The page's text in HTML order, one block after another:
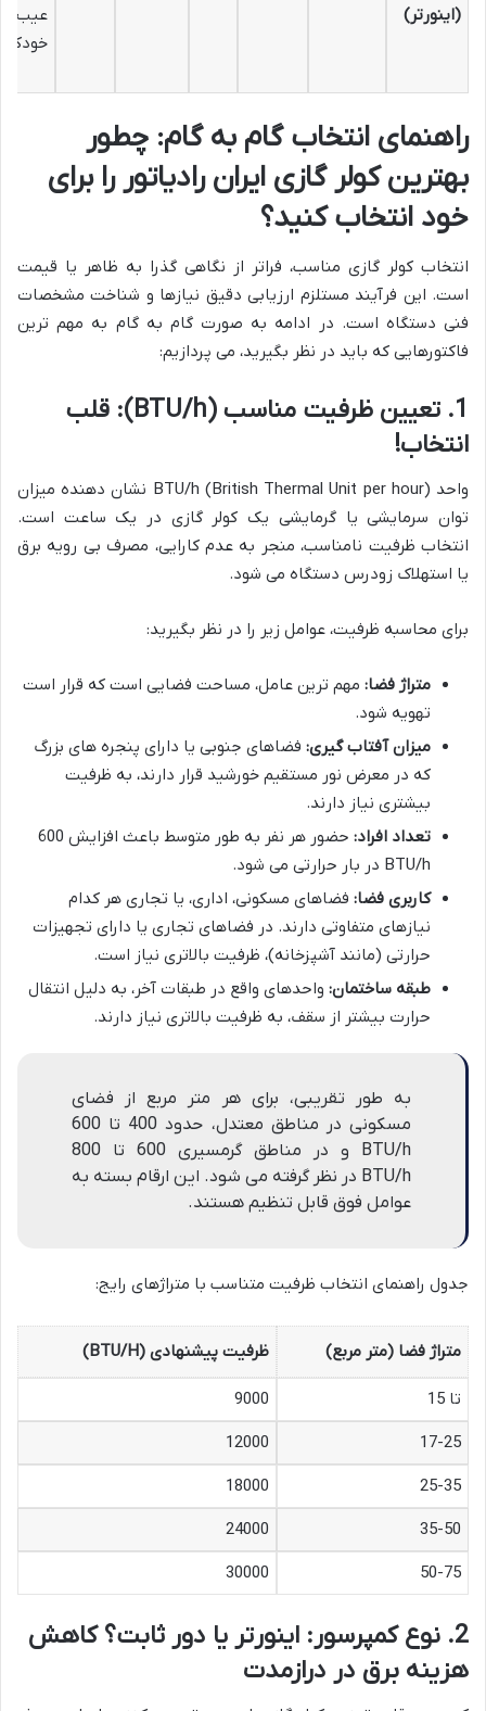
(اینورتر)
عیب
خودکار
راهنمای انتخاب گام به گام: چطور
بهترین کولر گازی ایران رادیاتور را برای
خود انتخاب کنید؟
انتخاب کولر گازی مناسب، فراتر از نگاهی گذرا به ظاهر یا قیمت
است. این فرآیند مستلزم ارزیابی دقیق نیازها و شناخت مشخصات
فنی دستگاه است. در ادامه به صورت گام به گام به مهم ترین
فاکتورهایی که باید در نظر بگیرید، می پردازیم:
1. تعیین ظرفیت مناسب (BTU/h): قلب
انتخاب!
واحد BTU/h (British Thermal Unit per hour) نشان دهنده میزان
توان سرمایشی یا گرمایشی یک کولر گازی در یک ساعت است.
انتخاب ظرفیت نامناسب، منجر به عدم کارایی، مصرف بی رویه برق
یا استهلاک زودرس دستگاه می شود.
برای محاسبه ظرفیت، عوامل زیر را در نظر بگیرید:
متراژ فضا: مهم ترین عامل، مساحت فضایی است که قرار است
تهویه شود.
میزان آفتاب گیری: فضاهای جنوبی یا دارای پنجره های بزرگ
که در معرض نور مستقیم خورشید قرار دارند، به ظرفیت
بیشتری نیاز دارند.
تعداد افراد:
حضور هر نفر به طور متوسط باعث افزایش 600
BTU/h در بار حرارتی می شود.
کاربری فضا: فضاهای مسکونی، اداری، یا تجاری هر کدام
نیازهای متفاوتی دارند. در فضاهای تجاری یا دارای تجهیزات
حرارتی (مانند آشپزخانه)، ظرفیت بالاتری نیاز است.
طبقه ساختمان: واحدهای واقع در طبقات آخر، به دلیل انتقال
حرارت بیشتر از سقف، به ظرفیت بالاتری نیاز دارند.
به طور تقریبی، برای هر متر مربع از فضای
مسکونی در مناطق معتدل، حدود 400 تا 600
BTU/h و در مناطق گرمسیری 600 تا 800
BTU/h در نظر گرفته می شود. این ارقام بسته به
عوامل فوق قابل تنظیم هستند.
جدول راهنمای انتخاب ظرفیت متناسب با متراژهای رایج:
متراژ فضا (متر مربع) ظرفیت پیشنهادی (BTU/H)
تا 15
9000
17-25
12000
25-35
18000
35-50
24000
50-75
30000
2. نوع کمپرسور: اینورتر یا دور ثابت؟ کاهش
هزینه برق در درازمدت